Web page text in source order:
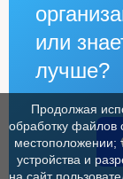
или
лучше?
Продолжая
обработку файлов
местоположении;
устройства и